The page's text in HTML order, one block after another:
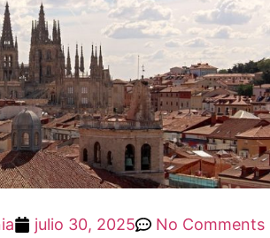
julio 30, 2025 No Comments